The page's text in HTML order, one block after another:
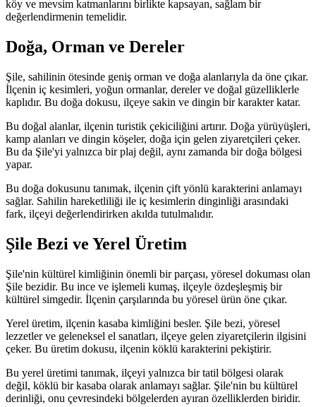
köy ve mevsim katmanlarını birlikte kapsayan, sağlam bir
değerlendirmenin temelidir.
Doğa, Orman ve Dereler
Şile, sahilinin ötesinde geniş orman ve doğa alanlarıyla da öne çıkar.
İlçenin iç kesimleri, yoğun ormanlar, dereler ve doğal güzelliklerle
kaplıdır. Bu doğa dokusu, ilçeye sakin ve dingin bir karakter katar.
Bu doğal alanlar, ilçenin turistik çekiciliğini artırır. Doğa yürüyüşleri,
kamp alanları ve dingin köşeler, doğa için gelen ziyaretçileri çeker.
Bu da Şile'yi yalnızca bir plaj değil, aynı zamanda bir doğa bölgesi
yapar.
Bu doğa dokusunu tanımak, ilçenin çift yönlü karakterini anlamayı
sağlar. Sahilin hareketliliği ile iç kesimlerin dinginliği arasındaki
fark, ilçeyi değerlendirirken akılda tutulmalıdır.
Şile Bezi ve Yerel Üretim
Şile'nin kültürel kimliğinin önemli bir parçası, yöresel dokuması olan
Şile bezidir. Bu ince ve işlemeli kumaş, ilçeyle özdeşleşmiş bir
kültürel simgedir. İlçenin çarşılarında bu yöresel ürün öne çıkar.
Yerel üretim, ilçenin kasaba kimliğini besler. Şile bezi, yöresel
lezzetler ve geleneksel el sanatları, ilçeye gelen ziyaretçilerin ilgisini
çeker. Bu üretim dokusu, ilçenin köklü karakterini pekiştirir.
Bu yerel üretimi tanımak, ilçeyi yalnızca bir tatil bölgesi olarak
değil, köklü bir kasaba olarak anlamayı sağlar. Şile'nin bu kültürel
derinliği, onu çevresindeki bölgelerden ayıran özelliklerden biridir.